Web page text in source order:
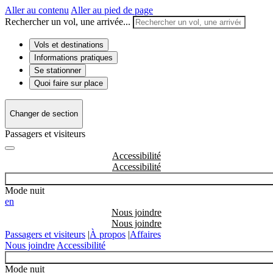
Aller au contenu Aller au pied de page
Rechercher un vol, une arrivée...
Vols et destinations
Informations pratiques
Se stationner
Quoi faire sur place
Changer de section
Passagers et visiteurs
Accessibilité
Mode nuit
en
Nous joindre
Passagers et visiteurs |À propos |Affaires
Nous joindre Accessibilité
Mode nuit